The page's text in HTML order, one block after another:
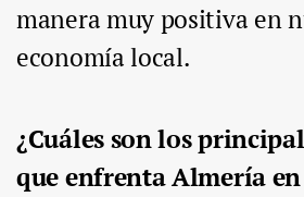
manera muy positiva en
economía local.
¿Cuáles son los
que enfrenta Almería